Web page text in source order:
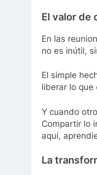
El valor de
En las
no es inútil,
El simple
liberar lo que
Y cuando
Compartir lo
aquí,
La